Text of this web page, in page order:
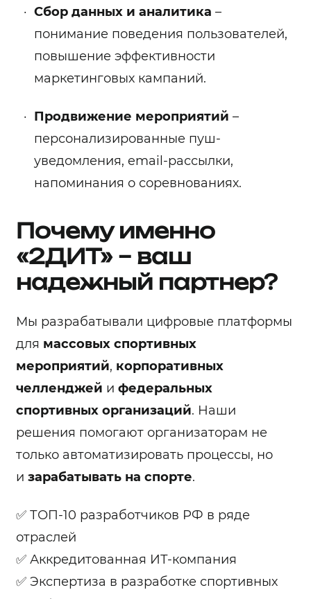
Сбор данных и аналитика –
понимание поведения пользователей,
повышение эффективности
маркетинговых кампаний.
Продвижение мероприятий –
персонализированные пуш-
уведомления, email-рассылки,
напоминания о соревнованиях.
Почему именно
«2ДИТ» – ваш
надежный партнер?
Мы разрабатывали цифровые платформы
для массовых спортивных
мероприятий, корпоративных
челленджей и федеральных
спортивных организаций. Наши
решения помогают организаторам не
только автоматизировать процессы, но
и зарабатывать на спорте.
✅ ТОП-10 разработчиков РФ в ряде
отраслей
✅ Аккредитованная ИТ-компания
✅ Экспертиза в разработке спортивных